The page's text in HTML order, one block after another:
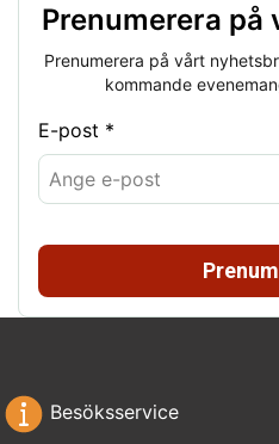
Prenumerera
Prenumerera på vårt
kommande
E-post *
Besöksservice